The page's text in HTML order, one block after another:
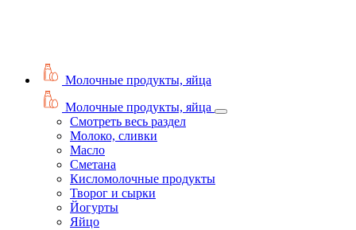
Молочные продукты, яйца
Молочные продукты, яйца
Смотреть весь раздел
Молоко, сливки
Масло
Сметана
Кисломолочные продукты
Творог и сырки
Йогурты
Яйцо